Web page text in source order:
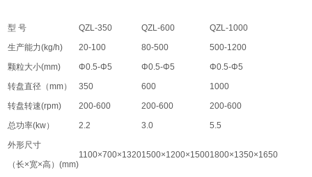
型 号 QZL-350 QZL-600
QZL-1000
生产能力(kg/h)
20-100 80-500
500-1200
颗粒大小(mm)
Φ0.5-Φ5 Φ0.5-Φ5
Φ0.5-Φ5
转盘直径（mm）
350 600
1000
转盘转速(rpm)
200-600 200-600
200-600
总功率(kw）
2.2 3.0
5.5
外形尺寸
（长×宽×高）(mm)
1100×700×13201500×1200×15001800×1350×1650